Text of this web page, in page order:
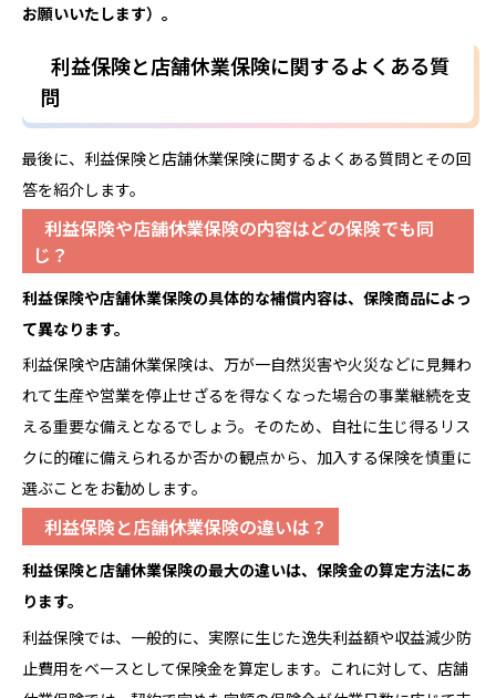
お願いいたします）。
利益保険と店舗休業保険に関するよくある質
問
最後に、利益保険と店舗休業保険に関するよくある質問とその回
答を紹介します。
利益保険や店舗休業保険の内容はどの保険でも同
じ？
利益保険や店舗休業保険の具体的な補償内容は、保険商品によっ
て異なります。
利益保険や店舗休業保険は、万が一自然災害や火災などに見舞わ
れて生産や営業を停止せざるを得なくなった場合の事業継続を支
える重要な備えとなるでしょう。そのため、自社に生じ得るリス
クに的確に備えられるか否かの観点から、加入する保険を慎重に
選ぶことをお勧めします。
利益保険と店舗休業保険の違いは？
利益保険と店舗休業保険の最大の違いは、保険金の算定方法にあ
ります。
利益保険では、一般的に、実際に生じた逸失利益額や収益減少防
止費用をベースとして保険金を算定します。これに対して、店舗